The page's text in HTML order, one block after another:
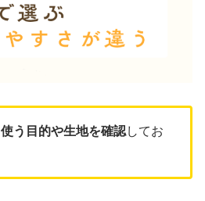
使う目的や生地を確認してお